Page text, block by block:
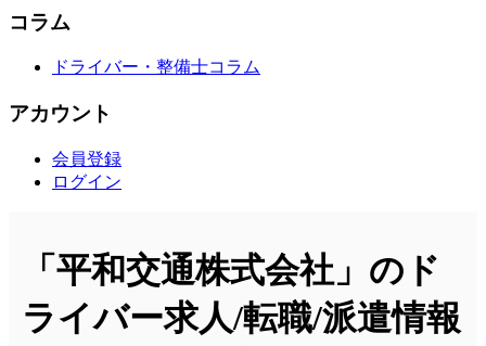
コラム
ドライバー・整備士コラム
アカウント
会員登録
ログイン
「平和交通株式会社」のド
ライバー求人/転職/派遣情報